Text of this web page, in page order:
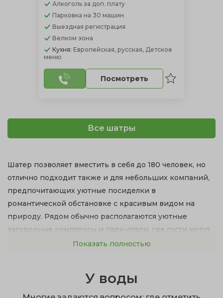
Алкоголь за доп. плату
Парковка на 30 машин
Выездная регистрация
Велком зона
Кухня: Европейская, русская, Детское
меню
Посмотреть
Все шатры
Шатер позволяет вместить в себя до 180 человек, но
отлично подходит также и для небольших компаний,
предпочитающих уютные посиделки в
романтической обстановке с красивым видом на
природу. Рядом обычно располагаются уютные
загородные комплексы и парк-отели, где гости могут
Отпадает поиск аренды целого зала и ведущего.
Показать полностью
У воды